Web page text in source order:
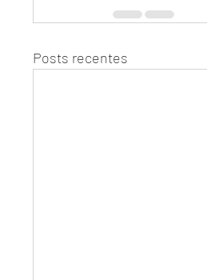
Posts recentes